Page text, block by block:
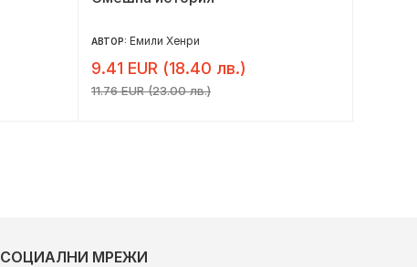
АВТОР: Емили Хенри
9.41 EUR (18.40 лв.)
11.76 EUR (23.00 лв.)
СОЦИАЛНИ МРЕЖИ